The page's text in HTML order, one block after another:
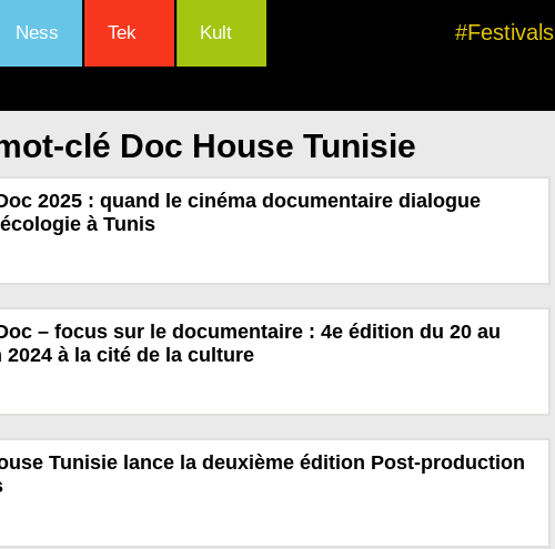
Ness Tek Kult #Festivals
clé Doc House Tunisie
2025 : quand le cinéma documentaire dialogue
à Tunis
– focus sur le documentaire : 4e édition du 20 au
2024 à la cité de la culture
Tunisie lance la deuxième édition Post-production